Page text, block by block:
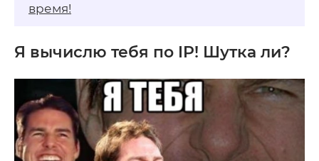
время!
Я вычислю тебя по IP! Шутка ли?